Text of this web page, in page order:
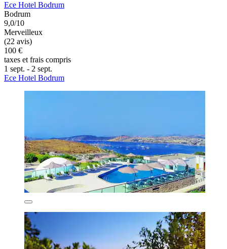
Ece Hotel Bodrum
Bodrum
9,0/10
Merveilleux
(22 avis)
100 €
taxes et frais compris
1 sept. - 2 sept.
Ece Hotel Bodrum